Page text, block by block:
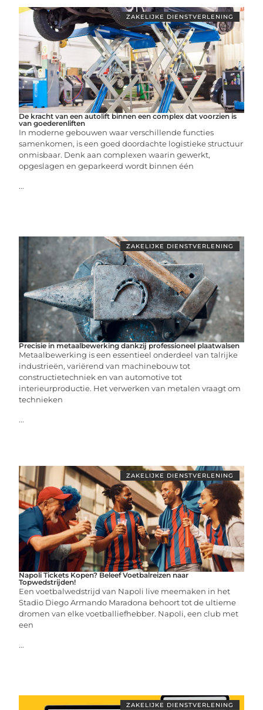
ZAKELIJKE DIENSTVERLENING
De kracht van een autolift binnen een complex dat voorzien is
van goederenliften
In moderne gebouwen waar verschillende functies
samenkomen, is een goed doordachte logistieke structuur
onmisbaar. Denk aan complexen waarin gewerkt,
opgeslagen en geparkeerd wordt binnen één
...
ZAKELIJKE DIENSTVERLENING
Precisie in metaalbewerking dankzij professioneel plaatwalsen
Metaalbewerking is een essentieel onderdeel van talrijke
industrieën, variërend van machinebouw tot
constructietechniek en van automotive tot
interieurproductie. Het verwerken van metalen vraagt om
technieken
...
ZAKELIJKE DIENSTVERLENING
Napoli Tickets Kopen? Beleef Voetbalreizen naar
Topwedstrijden!
Een voetbalwedstrijd van Napoli live meemaken in het
Stadio Diego Armando Maradona behoort tot de ultieme
dromen van elke voetballiefhebber. Napoli, een club met
een
...
ZAKELIJKE DIENSTVERLENING